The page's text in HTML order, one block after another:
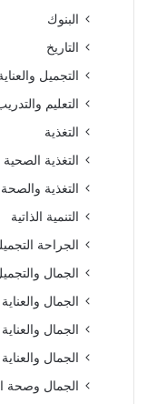
البنوك
التاريخ
التجميل
التعليم
التغذية
التغذية الصحية
التغذية والصحة
التنمية الذاتية
الجراحة
الجمال
الجمال
الجمال
الجمال
الجمال وصحة